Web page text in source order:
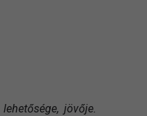
jövője.